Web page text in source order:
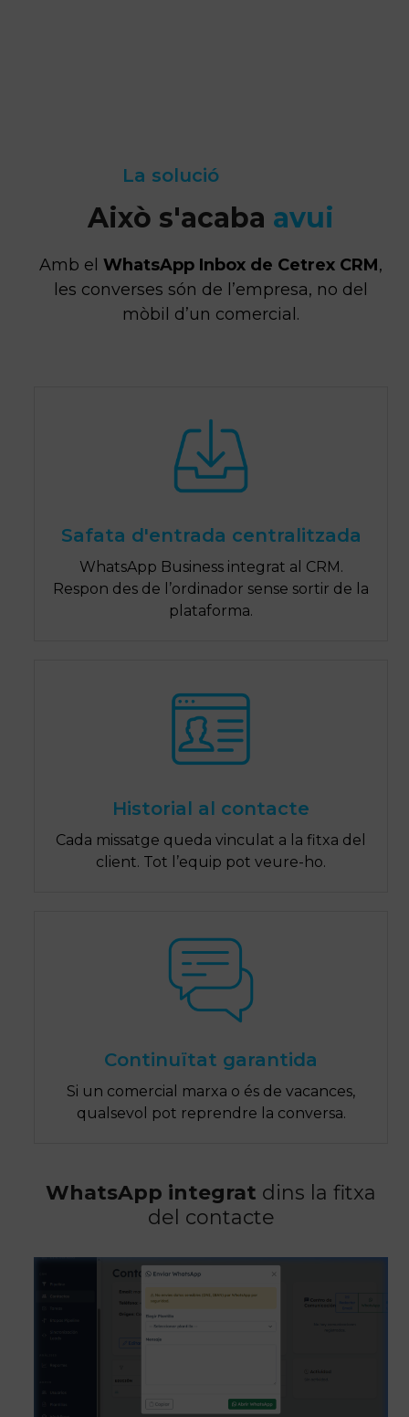
La solució
Això s'acaba avui
Amb elWhatsApp Inbox de Cetrex CRM,
les converses són de l’empresa, no del
mòbil d’un comercial.
Safata d'entrada centralitzada
WhatsApp Business integrat al CRM.
Respon des de l’ordinador sense sortir de la
plataforma.
Historial al contacte
Cada missatge queda vinculat a la fitxa del
client. Tot l’equip pot veure-ho.
Continuïtat garantida
Si un comercial marxa o és de vacances,
qualsevol pot reprendre la conversa.
WhatsApp integrat dins la fitxa
del contacte